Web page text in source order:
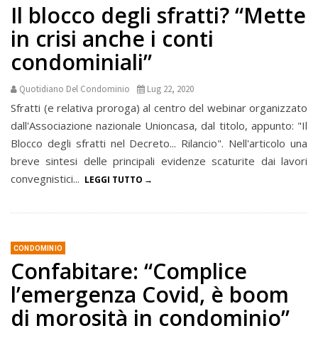
Il blocco degli sfratti? “Mette
in crisi anche i conti
condominiali”
Quotidiano Del Condominio Lug 22, 2020
Sfratti (e relativa proroga) al centro del webinar organizzato
dall'Associazione nazionale Unioncasa, dal titolo, appunto: "Il
Blocco degli sfratti nel Decreto... Rilancio". Nell'articolo una
breve sintesi delle principali evidenze scaturite dai lavori
convegnistici... LEGGI TUTTO
CONDOMINIO
Confabitare: “Complice
l’emergenza Covid, è boom
di morosità in condominio”